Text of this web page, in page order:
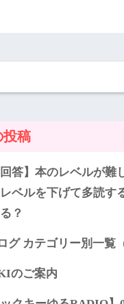
投稿
回答】本のレベルが難
ベルを下げて多読す
？
グ カテゴリー別一覧
のご案内